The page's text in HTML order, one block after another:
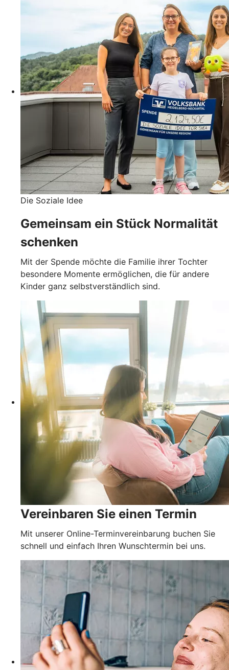
Die Soziale Idee
Gemeinsam ein Stück Normalität
schenken
Mit der Spende möchte die Familie ihrer Tochter
besondere Momente ermöglichen, die für andere
Kinder ganz selbstverständlich sind.
Vereinbaren Sie einen Termin
Mit unserer Online-Terminvereinbarung buchen Sie
schnell und einfach Ihren Wunschtermin bei uns.